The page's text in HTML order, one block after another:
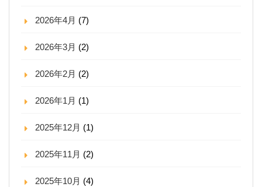
2026年4月 (7)
2026年3月 (2)
2026年2月 (2)
2026年1月 (1)
2025年12月 (1)
2025年11月 (2)
2025年10月 (4)